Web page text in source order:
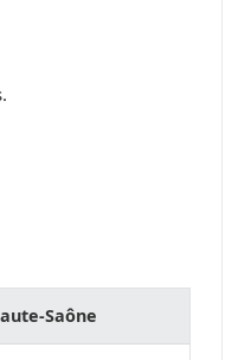
Saône